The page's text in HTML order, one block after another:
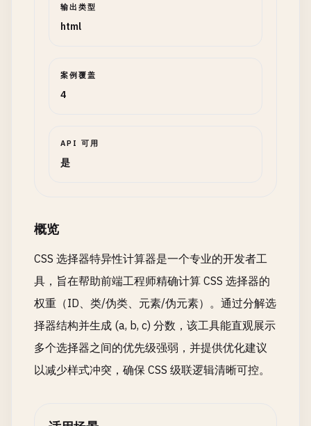
输出类型
html
案例覆盖
4
API 可用
是
概览
CSS 选择器特异性计算器是一个专业的开发者工
具，旨在帮助前端工程师精确计算 CSS 选择器的
权重（ID、类/伪类、元素/伪元素）。通过分解选
择器结构并生成 (a, b, c) 分数，该工具能直观展示
多个选择器之间的优先级强弱，并提供优化建议
以减少样式冲突，确保 CSS 级联逻辑清晰可控。